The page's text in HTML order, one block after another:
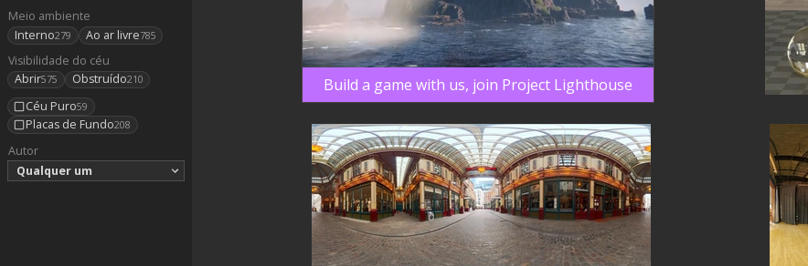
Meio ambiente
Interno279 Ao ar livre785
Visibilidade do céu
Abrir575 Obstruído210
Céu Puro59
Placas de Fundo208
Autor
Qualquer um
Build a game with us, join Project Lighthouse